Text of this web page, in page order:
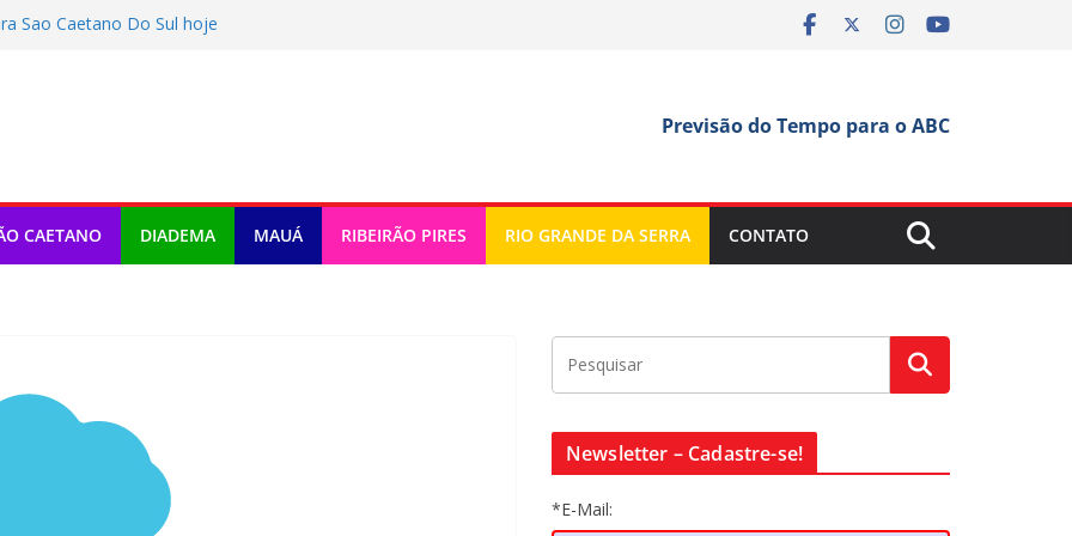
Sao Caetano Do Sul hoje
Ribeirao Pires hoje (07/08/2026)
Diadema hoje (07/08/2026)
Maua hoje (07/08/2026)
Previsão do Tempo para o ABC
CAETANO DIADEMA MAUÁ RIBEIRÃO PIRES RIO GRANDE DA SERRA CONTATO
Newsletter – Cadastre-se!
*E-Mail: